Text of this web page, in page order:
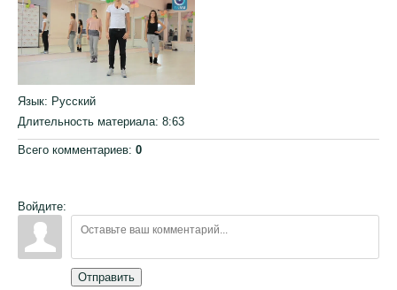
Язык: Русский
Длительность материала: 8:63
Всего комментариев: 0
Войдите:
Отправить